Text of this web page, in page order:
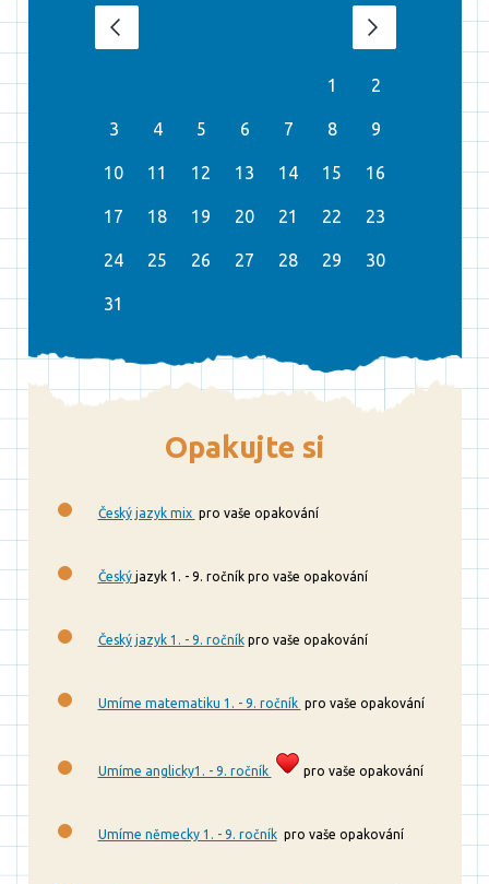
1 2
3 4 5 6 7 8 9
10 11 12 13 14 15 16
17 18 19 20 21 22 23
24 25 26 27 28 29 30
31
Opakujte si
Český jazyk mix pro vaše opakování
Český jazyk 1. - 9. ročník pro vaše opakování
Český jazyk 1. - 9. ročníkpro vaše opakování
Umíme matematiku 1. - 9. ročník pro vaše opakování
Umíme anglicky1. - 9. ročník pro vaše opakování
Umíme německy 1. - 9. ročníkpro vaše opakování